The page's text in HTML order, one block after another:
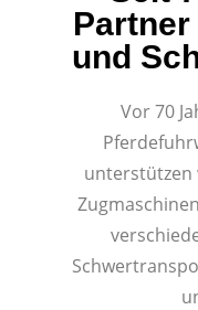
und
Vor 70
unterstützen